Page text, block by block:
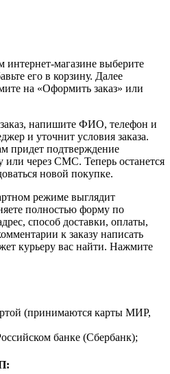
магазине выберите
его в корзину. Далее
на «Оформить заказ» или
напишите ФИО, телефон и
и уточнит условия заказа.
придет подтверждение
или через СМС. Теперь останется
новой покупке.
режиме выглядит
полностью форму по
способ доставки, оплаты,
к заказу написать
курьеру вас найти. Нажмите
(принимаются карты МИР,
банке (Сбербанк);